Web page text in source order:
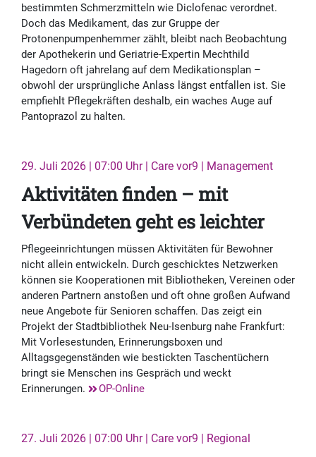
bestimmten Schmerzmitteln wie Diclofenac verordnet.
Doch das Medikament, das zur Gruppe der
Protonenpumpenhemmer zählt, bleibt nach Beobachtung
der Apothekerin und Geriatrie-Expertin Mechthild
Hagedorn oft jahrelang auf dem Medikationsplan –
obwohl der ursprüngliche Anlass längst entfallen ist. Sie
empfiehlt Pflegekräften deshalb, ein waches Auge auf
Pantoprazol zu halten.
29. Juli 2026 | 07:00 Uhr | Care vor9 | Management
Aktivitäten finden – mit
Verbündeten geht es leichter
Pflegeeinrichtungen müssen Aktivitäten für Bewohner
nicht allein entwickeln. Durch geschicktes Netzwerken
können sie Kooperationen mit Bibliotheken, Vereinen oder
anderen Partnern anstoßen und oft ohne großen Aufwand
neue Angebote für Senioren schaffen. Das zeigt ein
Projekt der Stadtbibliothek Neu-Isenburg nahe Frankfurt:
Mit Vorlesestunden, Erinnerungsboxen und
Alltagsgegenständen wie bestickten Taschentüchern
bringt sie Menschen ins Gespräch und weckt
Erinnerungen.
OP-Online
27. Juli 2026 | 07:00 Uhr | Care vor9 | Regional